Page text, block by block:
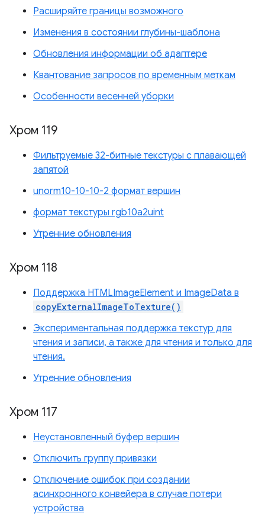
Расширяйте границы возможного
Изменения в состоянии глубины-шаблона
Обновления информации об адаптере
Квантование запросов по временным меткам
Особенности весенней уборки
Хром 119
Фильтруемые 32-битные текстуры с плавающей
запятой
unorm10-10-10-2 формат вершин
формат текстуры rgb10a2uint
Утренние обновления
Хром 118
Поддержка HTMLImageElement и ImageData в
copyExternalImageToTexture()
Экспериментальная поддержка текстур для
чтения и записи, а также для чтения и только для
чтения.
Утренние обновления
Хром 117
Неустановленный буфер вершин
Отключить группу привязки
Отключение ошибок при создании
асинхронного конвейера в случае потери
устройства